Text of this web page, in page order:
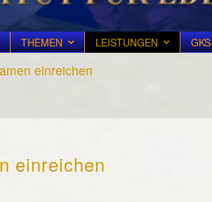
THEMEN LEISTUNGEN
einreichen
einreichen